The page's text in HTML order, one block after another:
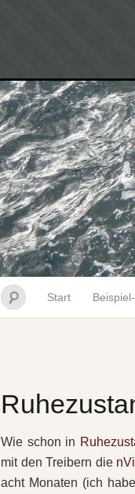
Start
Wie schon in
mit den Treibern die
acht Monaten (ich